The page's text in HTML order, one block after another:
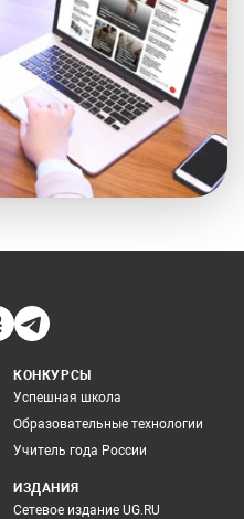
КОНКУРСЫ
Успешная школа
Образовательные технологии
Учитель года России
ИЗДАНИЯ
Сетевое издание UG.RU